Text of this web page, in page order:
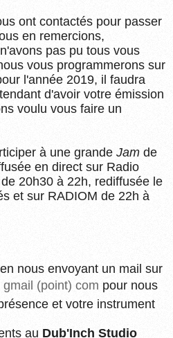
ont contactés pour passer
en remercions,
pas pu tous vous
vous programmerons sur
l'année 2019, il faudra
d'avoir votre émission
voulu vous faire un
à une grande Jam de
en direct sur Radio
20h30 à 22h, rediffusée le
et sur RADIOM de 22h à
en nous envoyant un mail sur
(point) com pour nous
et votre instrument
au Dub'Inch Studio